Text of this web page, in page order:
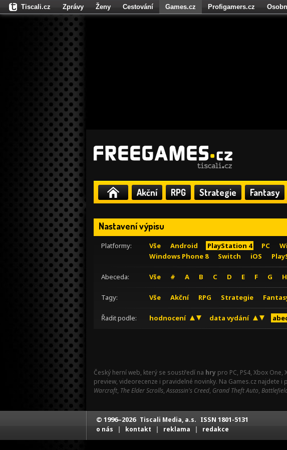
Akční RPG Strategie Fantasy
Nastavení výpisu
Platformy: Vše Android PlayStation 4 PC
Windows Phone 8
Switch iOS
Abeceda: Vše # A B C D E F G H
Tagy: Vše Akční RPG Strategie
Řadit podle: hodnocení data vydání
Český herní web, který se soustředí na hry pro PC, PS4, Xbox One,
preview, videorecenze i pravidelné novinky. Na Games.cz najdete
Warcraft, The Elder Scrolls,Assassin's Creed, Grand Theft Auto,
Tiscali.cz Zprávy Ženy Cestování Games.cz Profigamers.cz
Fights.cz
© 1996–2026 Tiscali Media, a.s. ISSN 1801-5131
o nás | kontakt | reklama | redakce